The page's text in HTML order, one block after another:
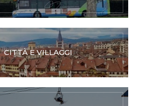
CITTÀ E VILLAGGI